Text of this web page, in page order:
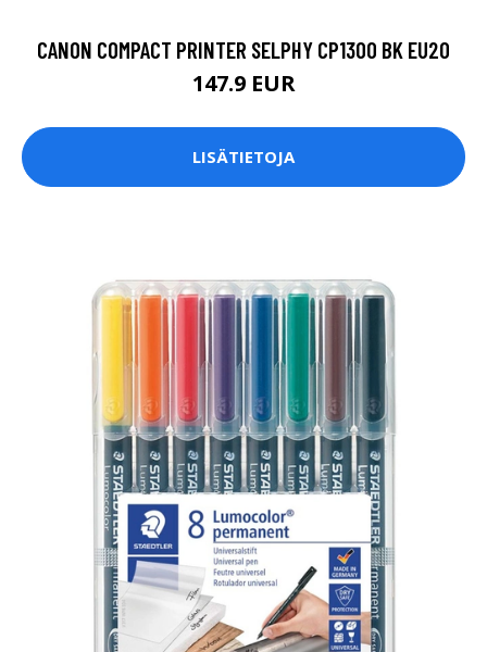
CANON COMPACT PRINTER SELPHY CP1300 BK EU20
147.9 EUR
LISÄTIETOJA